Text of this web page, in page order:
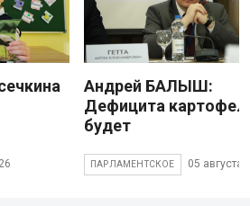
Андрей БАЛЫШ:
Дефицита
будет
ПАРЛАМЕНТСКОЕ 05 августа